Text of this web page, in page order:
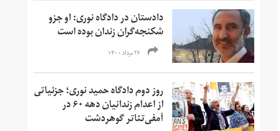
دادستان در دادگاه نوری: او جزو
شکنجه‌گران زندان بوده است
۲۶ مرداد ۱۴۰۰
روز دوم دادگاه حمید نوری؛ جزئیاتی
از اعدام زندانیان دهه ۶۰ در
آمفی‌تئاتر گوهردشت